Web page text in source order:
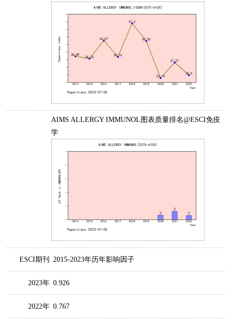
AIMS ALLERGY IMMUNOL图表质量排名@ESCI免疫
学
ESCI期刊 2015-2023年历年影响因子
2023年 0.926
2022年 0.767